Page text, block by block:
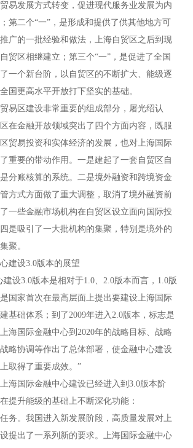
易发展方式转变，促进现代服务业发展为内
第二个“一”，是形成和提供了供其他地方可
广的一批经验和做法，上海自贸区之后到现
贸区相继建立；第三个“一”，是促进了全国
一个新台阶，以自贸区的不断扩大、能级逐
国更高水平开放打下坚实的基础。
易区建设非常重要的组成部分，屠光绍认
在金融开放领域突出了四个方面内容，既服
贸易投资和实体经济的发展，也对上海国际
重要的带动作用。一是建起了一套自贸区自
分账核算的系统。二是境外融资和跨境资金
方式方面做了重大调整，取消了境外融资前
一些金融市场机构在自贸区设立面向国际投
是吸引了一大批机构的集聚，特别是境外的
聚。
建设3.0版本的展望
建设3.0版本是相对于1.0、2.0版本而言，1.0版
国家首次在最高层面上提出要建设上海国际
基础体系；到了2009年进入2.0版本，标志是
海国际金融中心到2020年的战略目标、战略
略协调等作出了总体部署，使金融中心建设
取得了重要成效。”
海国际金融中心建设已经进入到3.0版本阶
提升能级的基础上不断深化功能：
务。我国进入新发展阶段，高质量发展对上
提出了一系列新的要求。上海国际金融中心